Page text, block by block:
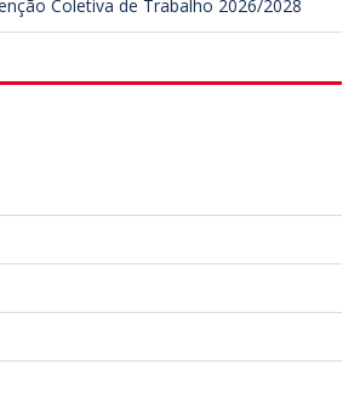
Coletiva de Trabalho 2026/2028